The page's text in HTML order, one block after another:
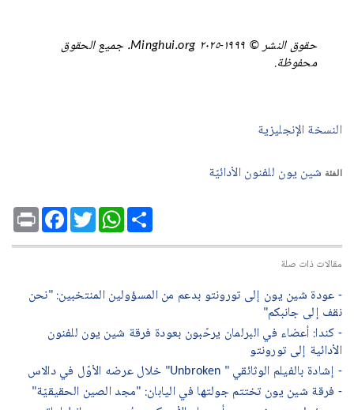
حقوق النشر © ١٩٩٩-٢٠٢٥ Minghui.org. جميع الحقوق
محفوظة.
النسخة الإنجليزية
الفئة شين يون للفنون الأدائيّة
Print
FacebookTwitter
WhatsAppShare
مقالات ذات صلة
- عودة شين يون إلى تورونتو بدعم من المسؤولين المنتخبين: "نحن
نقف إلى جانبكم"
- كندا: أعضاء في البرلمان يرحّبون بعودة فرقة شين يون للفنون
الأدائية إلى تورونتو
- إشادة بالفيلم الوثائقي " Unbroken" خلال عرضه الأوّل في دالاس
- فرقة شين يون تختتم جولتها في اليابان: "مجد الصين الحقيقيّة"